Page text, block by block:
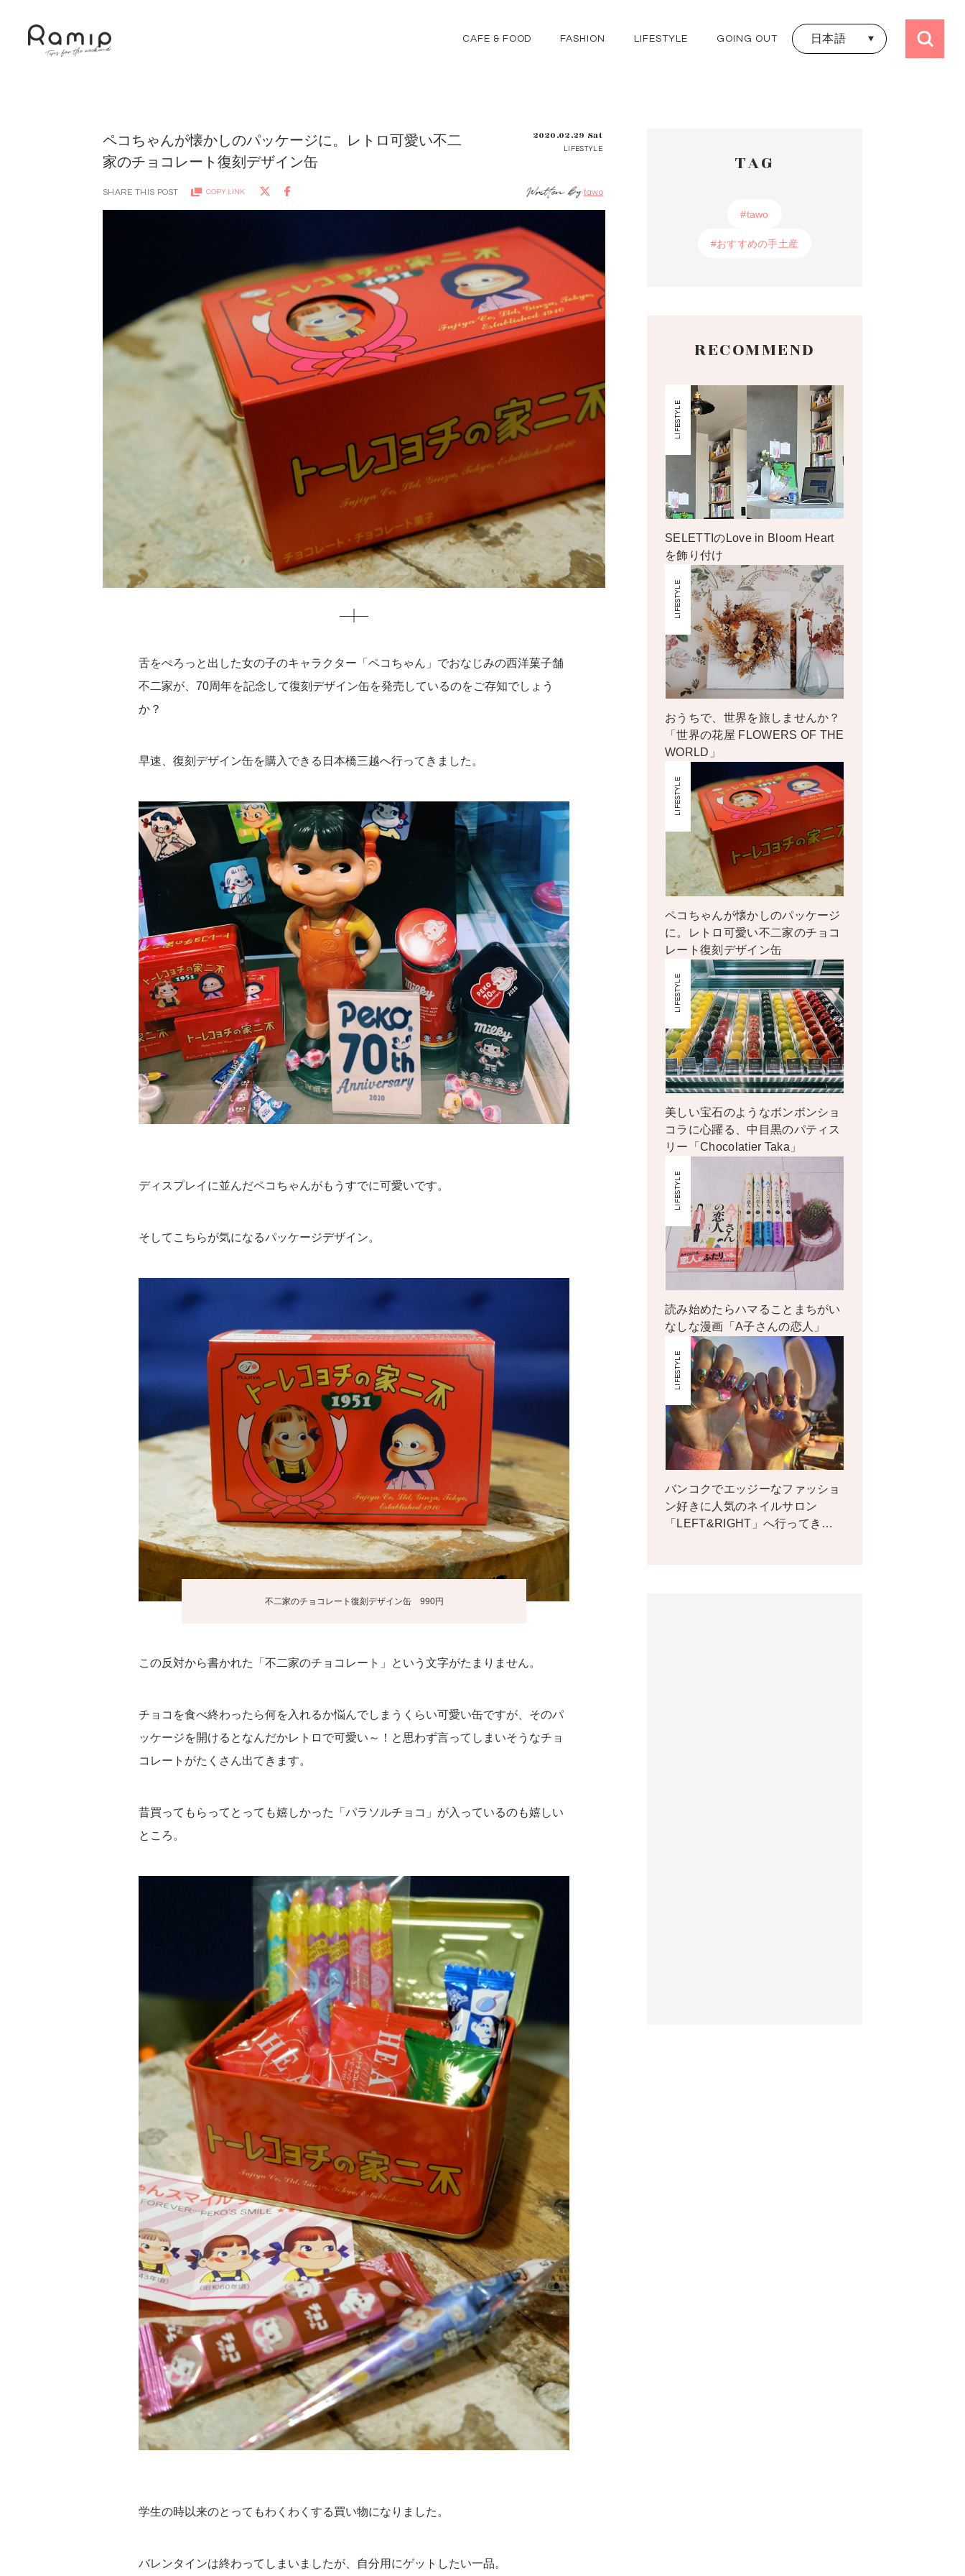
CAFE & FOOD FASHION LIFESTYLE GOING OUT
TAIWAN
日本語
ペコちゃんが懐かしのパッケージに。レトロ可愛い不二
家のチョコレート復刻デザイン缶
2020.02.29 Sat
LIFESTYLE
SHARE THIS POST COPY LINK tawo
舌をぺろっと出した女の子のキャラクター「ペコちゃん」でおなじみの西洋菓子舗
不二家が、70周年を記念して復刻デザイン缶を発売しているのをご存知でしょう
か？
早速、復刻デザイン缶を購入できる日本橋三越へ行ってきました。
ディスプレイに並んだペコちゃんがもうすでに可愛いです。
そしてこちらが気になるパッケージデザイン。
不二家のチョコレート復刻デザイン缶 990円
この反対から書かれた「不二家のチョコレート」という文字がたまりません。
チョコを食べ終わったら何を入れるか悩んでしまうくらい可愛い缶ですが、そのパ
ッケージを開けるとなんだかレトロで可愛い～！と思わず言ってしまいそうなチョ
コレートがたくさん出てきます。
昔買ってもらってとっても嬉しかった「パラソルチョコ」が入っているのも嬉しい
ところ。
学生の時以来のとってもわくわくする買い物になりました。
バレンタインは終わってしまいましたが、自分用にゲットしたい一品。
TAG
#tawo
#tawo
#おすすめの手土産
#おすすめの手土産
RECOMMEND
LIFESTYLE
SELETTIのLove in Bloom Heart
を飾り付け
LIFESTYLE
おうちで、世界を旅しませんか？
「世界の花屋 FLOWERS OF THE
WORLD」
LIFESTYLE
ペコちゃんが懐かしのパッケージ
に。レトロ可愛い不二家のチョコ
レート復刻デザイン缶
LIFESTYLE
美しい宝石のようなボンボンショ
コラに心躍る、中目黒のパティス
リー「Chocolatier Taka」
LIFESTYLE
読み始めたらハマることまちがい
なしな漫画「A子さんの恋人」
LIFESTYLE
バンコクでエッジーなファッショ
ン好きに人気のネイルサロン
「LEFT&RIGHT」へ行ってき